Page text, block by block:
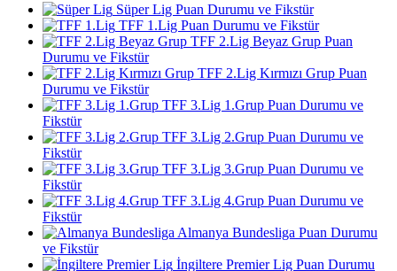
Süper Lig Puan Durumu ve Fikstür
TFF 1.Lig Puan Durumu ve Fikstür
TFF 2.Lig Beyaz Grup Puan
Durumu ve Fikstür
TFF 2.Lig Kırmızı Grup Puan
Durumu ve Fikstür
TFF 3.Lig 1.Grup Puan Durumu ve
Fikstür
TFF 3.Lig 2.Grup Puan Durumu ve
Fikstür
TFF 3.Lig 3.Grup Puan Durumu ve
Fikstür
TFF 3.Lig 4.Grup Puan Durumu ve
Fikstür
Almanya Bundesliga Puan Durumu
ve Fikstür
İngiltere Premier Lig Puan Durumu